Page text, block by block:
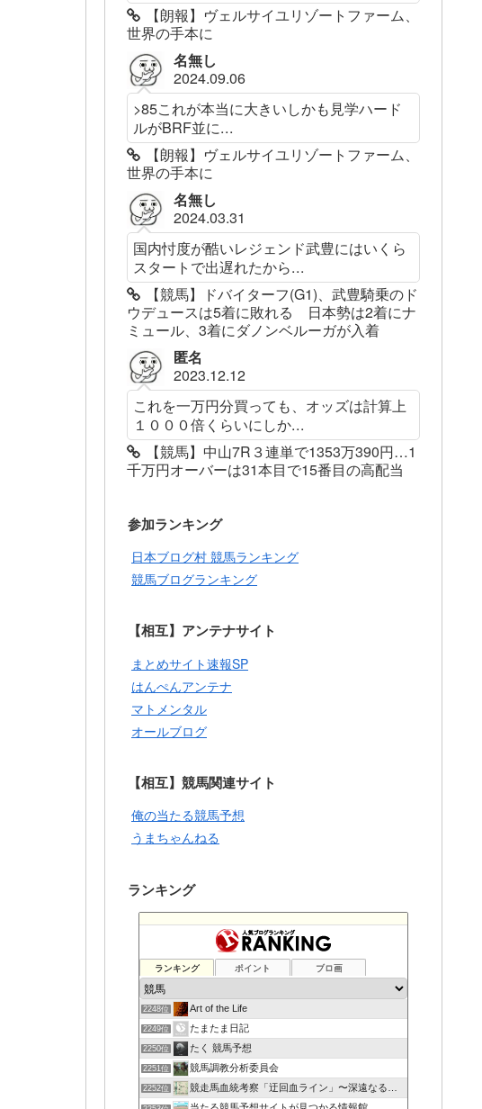
【朗報】ヴェルサイユリゾートファーム、
世界の手本に
名無し
2024.09.06
>85これが本当に大きいしかも見学ハード
ルがBRF並に...
【朗報】ヴェルサイユリゾートファーム、
世界の手本に
名無し
2024.03.31
国内忖度が酷いレジェンド武豊にはいくら
スタートで出遅れたから...
【競馬】ドバイターフ(G1)、武豊騎乗のド
ウデュースは5着に敗れる 日本勢は2着にナ
ミュール、3着にダノンベルーガが入着
匿名
2023.12.12
これを一万円分買っても、オッズは計算上
１０００倍くらいにしか...
【競馬】中山7R３連単で1353万390円…1
千万円オーバーは31本目で15番目の高配当
参加ランキング
日本ブログ村 競馬ランキング
競馬ブログランキング
【相互】アンテナサイト
まとめサイト速報SP
はんぺんアンテナ
マトメンタル
オールブログ
【相互】競馬関連サイト
俺の当たる競馬予想
うまちゃんねる
ランキング
ランキング ポイント ブロ画
2248位 Art of the Life
2249位 たまたま日記
2250位 たく 競馬予想
2251位 競馬調教分析委員会
2252位 競走馬血統考察「迂回血ライン」〜深遠なる血の連鎖〜